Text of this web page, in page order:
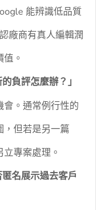
能辨識低品質
廠商有真人編輯潤
。
負評怎麼辦？」
。通常例行性的
，但若是另一篇
立專案處理。
匿名展示過去客戶